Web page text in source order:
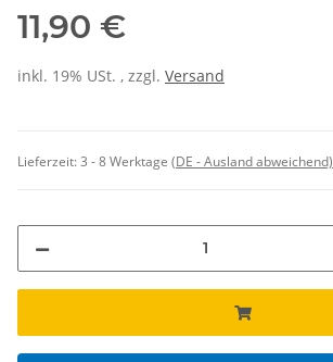
11,90 €
inkl. 19% USt. , zzgl. Versand
Lieferzeit:3 - 8 Werktage (DE - Ausland abweichend)